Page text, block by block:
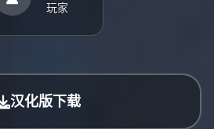
玩家
汉化版下载